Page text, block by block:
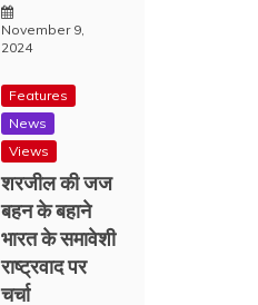
November 9,
2024
Features
News
Views
शरजील की जज
बहन के बहाने
भारत के समावेशी
राष्ट्रवाद पर
चर्चा